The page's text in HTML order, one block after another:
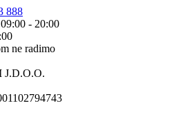
888
- 20:00
ne radimo
J.D.O.O.